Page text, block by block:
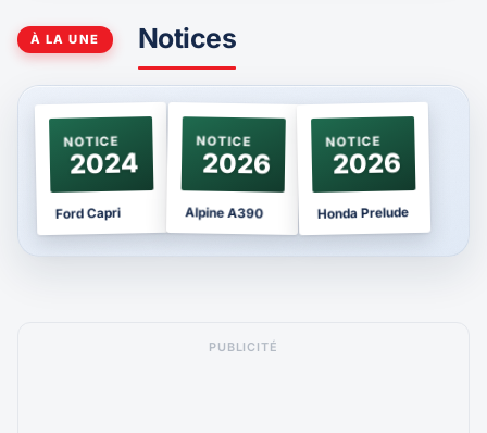
À LA UNE Notices
NOTICE
2024
Ford Capri
NOTICE
2026
Alpine A390
NOTICE
2026
Honda Prelude
PUBLICITÉ